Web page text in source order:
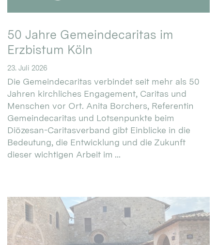
50 Jahre Gemeindecaritas im
Erzbistum Köln
23. Juli 2026
Die Gemeindecaritas verbindet seit mehr als 50
Jahren kirchliches Engagement, Caritas und
Menschen vor Ort. Anita Borchers, Referentin
Gemeindecaritas und Lotsenpunkte beim
Diözesan-Caritasverband gibt Einblicke in die
Bedeutung, die Entwicklung und die Zukunft
dieser wichtigen Arbeit im ...